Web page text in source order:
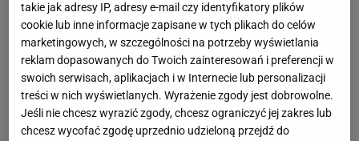
Ukończyła studia na Uniwersytecie Papieskim im.
Jana Pawła II w Krakowie na Wydziale
Dziennikarstwo i Komunikacja Społeczna. Od 2018
roku współpracuje z agencją Liczy się Słowo oraz
tworzy content marketing jako copywriter i tłumacz
języka angielskiego. Pisała dla kanału Blogownia
takie jak adresy IP, adresy e-mail czy identyfikatory plików
cookie lub inne informacje zapisane w tych plikach do celów
marketingowych, w szczególności na potrzeby wyświetlania
reklam dopasowanych do Twoich zainteresowań i preferencji w
swoich serwisach, aplikacjach i w Internecie lub personalizacji
treści w nich wyświetlanych. Wyrażenie zgody jest dobrowolne.
Jeśli nie chcesz wyrazić zgody, chcesz ograniczyć jej zakres lub
chcesz wycofać zgodę uprzednio udzieloną przejdź do